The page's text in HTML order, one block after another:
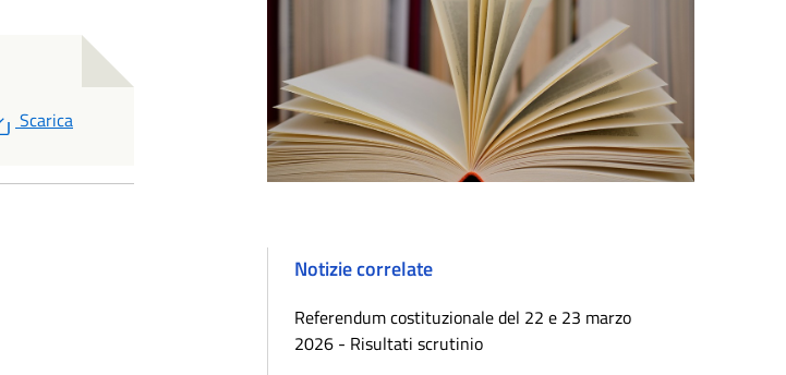
PDF
Scarica
Notizie correlate
Referendum costituzionale del 22 e 23 marzo
2026 - Risultati scrutinio